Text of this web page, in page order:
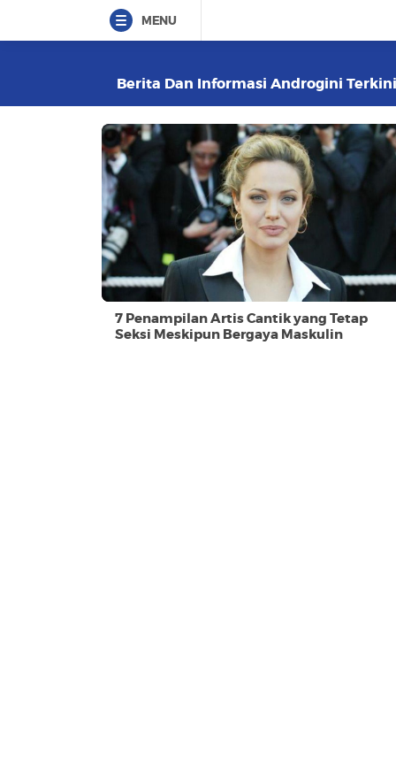
MENU
Berita Dan Informasi Androgini
7 Penampilan Artis Cantik yang Tetap
Seksi Meskipun Bergaya Maskulin